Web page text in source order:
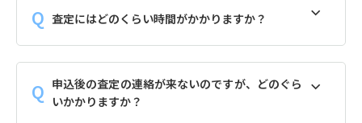
査定にはどのくらい時間がかかりますか？
申込後の査定の連絡が来ないのですが、どのぐら
いかかりますか？